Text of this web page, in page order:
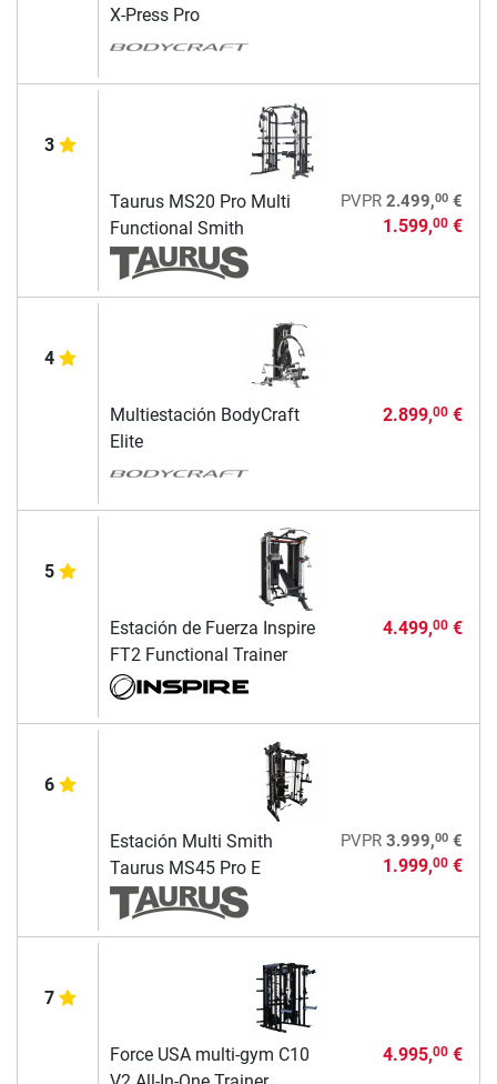
X-Press Pro
3
Taurus MS20 Pro Multi
Functional Smith
PVPR 2.499,00€
1.599,00€
4
Multiestación BodyCraft
Elite
2.899,00€
5
Estación de Fuerza Inspire
FT2 Functional Trainer
4.499,00€
6
Estación Multi Smith
Taurus MS45 Pro E
PVPR 3.999,00€
1.999,00€
7
Force USA multi-gym C10
4.995,00€